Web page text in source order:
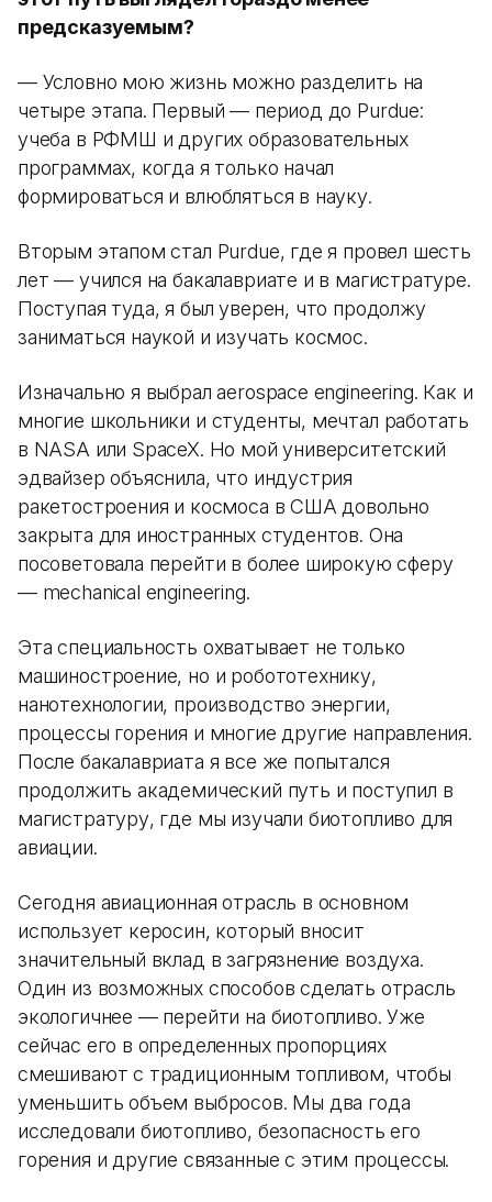
предсказуемым?
— Условно мою жизнь можно разделить на
четыре этапа. Первый — период до Purdue:
учеба в РФМШ и других образовательных
программах, когда я только начал
формироваться и влюбляться в науку.
Вторым этапом стал Purdue, где я провел шесть
лет — учился на бакалавриате и в магистратуре.
Поступая туда, я был уверен, что продолжу
заниматься наукой и изучать космос.
Изначально я выбрал aerospace engineering. Как и
многие школьники и студенты, мечтал работать
в NASA или SpaceX. Но мой университетский
эдвайзер объяснила, что индустрия
ракетостроения и космоса в США довольно
закрыта для иностранных студентов. Она
посоветовала перейти в более широкую сферу
— mechanical engineering.
Эта специальность охватывает не только
машиностроение, но и робототехнику,
нанотехнологии, производство энергии,
процессы горения и многие другие направления.
После бакалавриата я все же попытался
продолжить академический путь и поступил в
магистратуру, где мы изучали биотопливо для
авиации.
Сегодня авиационная отрасль в основном
использует керосин, который вносит
значительный вклад в загрязнение воздуха.
Один из возможных способов сделать отрасль
экологичнее — перейти на биотопливо. Уже
сейчас его в определенных пропорциях
смешивают с традиционным топливом, чтобы
уменьшить объем выбросов. Мы два года
исследовали биотопливо, безопасность его
горения и другие связанные с этим процессы.